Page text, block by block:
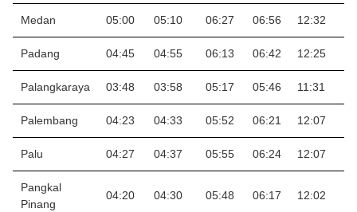
Medan 05:00 05:10 06:27 06:56 12:32
Padang 04:45 04:55 06:13 06:42 12:25
Palangkaraya 03:48 03:58 05:17 05:46 11:31
Palembang 04:23 04:33 05:52 06:21 12:07
Palu 04:27 04:37 05:55 06:24 12:07
Pangkal
Pinang
04:20 04:30 05:48 06:17 12:02